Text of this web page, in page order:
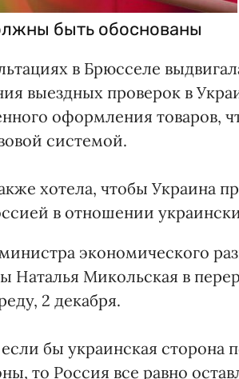
быть обоснованы
в Брюсселе
выездных проверок в
оформления товаров,
системой.
хотела, чтобы Украина
в отношении
экономического
Наталья Микольская в
2 декабря.
бы украинская сторона
то Россия все равно